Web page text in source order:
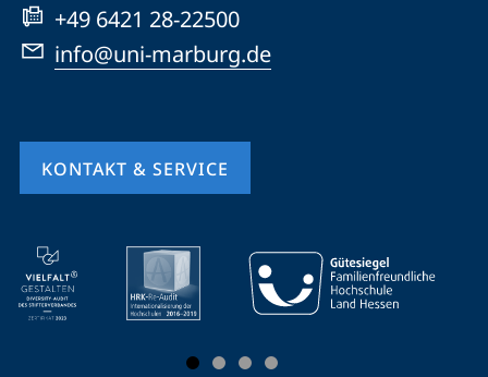
+49 6421 28-22500
info@uni-marburg.de
KONTAKT & SERVICE
Mobile-
Service-
Navigation